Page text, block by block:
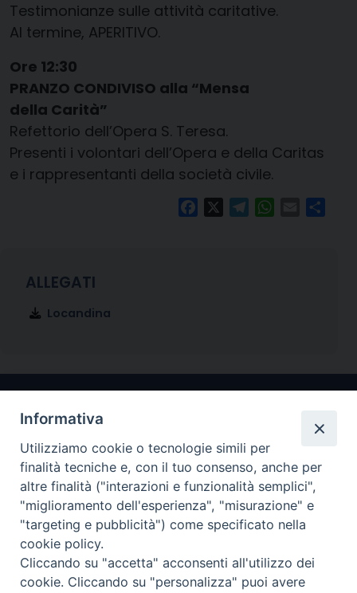
Testimonianze sulle attività caritative.
Al termine, APERITIVO.
Ore 12:30
PRANZO CONDIVISO alla “Mensa
della Carità”
Refettorio dell’Opera S. Teresa.
Presenti i volontari dell’Opera e della Caritas
e i rappresentanti della società civile.
FacebookTelegramWhatsApp
Email
Locandina
Arcidiocesi di Ravenna-Cervia
CONTATTI
Piazza Arcivescovado, 1 48121- Ravenna
Informativa
Utilizziamo cookie o tecnologie simili per
finalità tecniche e, con il tuo consenso, anche per
altre finalità ("interazioni e funzionalità semplici",
"miglioramento dell'esperienza", "misurazione" e
"targeting e pubblicità") come specificato nella
cookie policy.
Cliccando su "accetta" acconsenti all'utilizzo dei
cookie. Cliccando su "personalizza" puoi avere